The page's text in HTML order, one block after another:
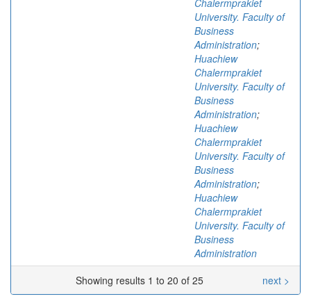
Chalermprakiet
University. Faculty of
Business
Administration;
Huachiew
Chalermprakiet
University. Faculty of
Business
Administration;
Huachiew
Chalermprakiet
University. Faculty of
Business
Administration;
Huachiew
Chalermprakiet
University. Faculty of
Business
Administration
Showing results 1 to 20 of 25
next >